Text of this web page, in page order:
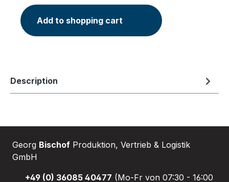
Add to shopping cart
Description
Georg Bischof Produktion, Vertrieb & Logistik
GmbH
+49 (0) 36085 40477 (Mo-Fr von 07:30 - 16:00